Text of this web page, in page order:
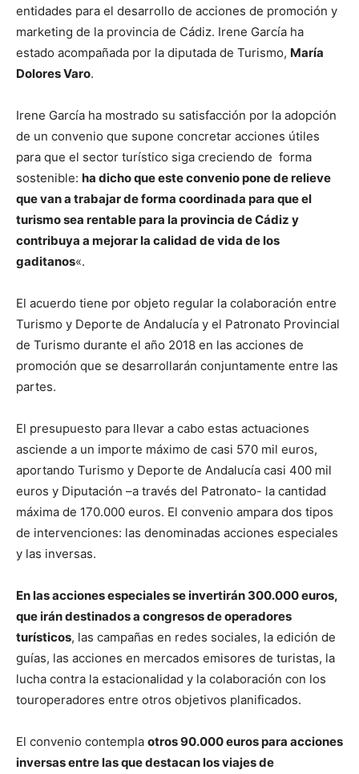
entidades para el desarrollo de acciones de promoción y
marketing de la provincia de Cádiz. Irene García ha
estado acompañada por la diputada de Turismo, María
Dolores Varo.
Irene García ha mostrado su satisfacción por la adopción
de un convenio que supone concretar acciones útiles
para que el sector turístico siga creciendo de forma
sostenible: ha dicho que este convenio pone de relieve
que van a trabajar de forma coordinada para que el
turismo sea rentable para la provincia de Cádiz y
contribuya a mejorar la calidad de vida de los
gaditanos«.
El acuerdo tiene por objeto regular la colaboración entre
Turismo y Deporte de Andalucía y el Patronato Provincial
de Turismo durante el año 2018 en las acciones de
promoción que se desarrollarán conjuntamente entre las
partes.
El presupuesto para llevar a cabo estas actuaciones
asciende a un importe máximo de casi 570 mil euros,
aportando Turismo y Deporte de Andalucía casi 400 mil
euros y Diputación –a través del Patronato- la cantidad
máxima de 170.000 euros. El convenio ampara dos tipos
de intervenciones: las denominadas acciones especiales
y las inversas.
En las acciones especiales se invertirán 300.000 euros,
que irán destinados a congresos de operadores
turísticos, las campañas en redes sociales, la edición de
guías, las acciones en mercados emisores de turistas, la
lucha contra la estacionalidad y la colaboración con los
touroperadores entre otros objetivos planificados.
El convenio contempla otros 90.000 euros para acciones
inversas entre las que destacan los viajes de